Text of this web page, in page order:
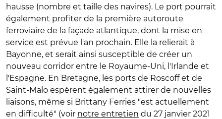
hausse (nombre et taille des navires). Le port pourrait
également profiter de la première autoroute
ferroviaire de la façade atlantique, dont la mise en
service est prévue l'an prochain. Elle la relierait à
Bayonne, et serait ainsi susceptible de créer un
nouveau corridor entre le Royaume-Uni, l'Irlande et
l'Espagne. En Bretagne, les ports de Roscoff et de
Saint-Malo espèrent également attirer de nouvelles
liaisons, même si Brittany Ferries "est actuellement
en difficulté" (voir notre entretien du 27 janvier 2021